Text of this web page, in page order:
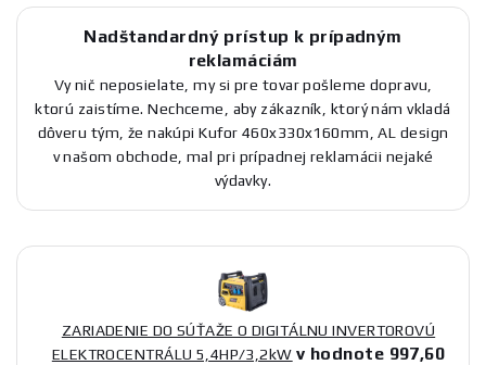
Nadštandardný prístup k prípadným
reklamáciám
Vy nič neposielate, my si pre tovar pošleme dopravu,
ktorú zaistíme. Nechceme, aby zákazník, ktorý nám vkladá
dôveru tým, že nakúpi Kufor 460x330x160mm, AL design
v našom obchode, mal pri prípadnej reklamácii nejaké
výdavky.
ZARIADENIE DO SÚŤAŽE O DIGITÁLNU INVERTOROVÚ
ELEKTROCENTRÁLU 5,4HP/3,2kW v hodnote 997,60